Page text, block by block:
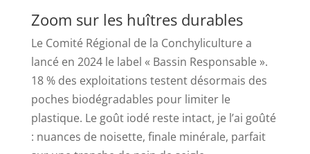
Zoom sur les huîtres durables
Le Comité Régional de la Conchyliculture a
lancé en 2024 le label « Bassin Responsable ».
18 % des exploitations testent désormais des
poches biodégradables pour limiter le
plastique. Le goût iodé reste intact, je l’ai goûté
: nuances de noisette, finale minérale, parfait